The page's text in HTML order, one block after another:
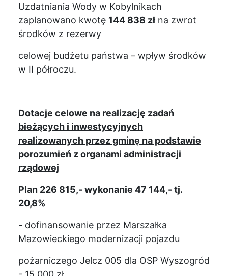
Uzdatniania Wody w Kobylnikach
zaplanowano kwotę 144 838 zł na zwrot
środków z rezerwy
celowej budżetu państwa – wpływ środków
w II półroczu.
Dotacje celowe na realizację zadań
bieżących i inwestycyjnych
realizowanych przez gminę na podstawie
porozumień z organami administracji
rządowej
Plan 226 815,- wykonanie 47 144,- tj.
20,8%
- dofinansowanie przez Marszałka
Mazowieckiego modernizacji pojazdu
pożarniczego Jelcz 005 dla OSP Wyszogród